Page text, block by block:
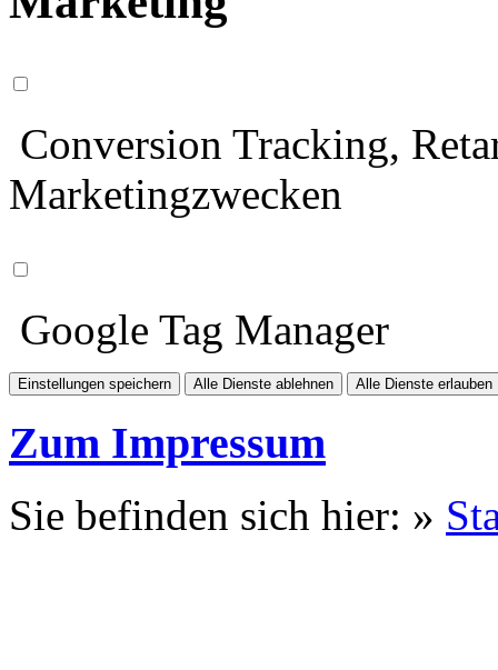
Conversion Tracking,
Marketingzwecken
Google Tag Manager
Einstellungen speichern Alle Dienste ablehnen Alle Dienste erlauben
Zum Impressum
Sie befinden sich hier: »